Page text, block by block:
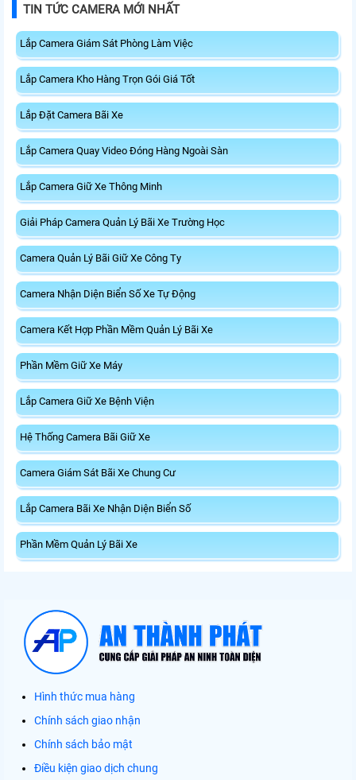
TIN TỨC CAMERA MỚI NHẤT
Lắp Camera Giám Sát Phòng Làm Việc
Lắp Camera Kho Hàng Trọn Gói Giá Tốt
Lắp Đặt Camera Bãi Xe
Lắp Camera Quay Video Đóng Hàng Ngoài Sàn
Lắp Camera Giữ Xe Thông Minh
Giải Pháp Camera Quản Lý Bãi Xe Trường Học
Camera Quản Lý Bãi Giữ Xe Công Ty
Camera Nhận Diện Biển Số Xe Tự Động
Camera Kết Hợp Phần Mềm Quản Lý Bãi Xe
Phần Mềm Giữ Xe Máy
Lắp Camera Giữ Xe Bệnh Viện
Hệ Thống Camera Bãi Giữ Xe
Camera Giám Sát Bãi Xe Chung Cư
Lắp Camera Bãi Xe Nhận Diện Biển Số
Phần Mềm Quản Lý Bãi Xe
Hình thức mua hàng
Chính sách giao nhận
Chính sách bảo mật
Điều kiện giao dịch chung